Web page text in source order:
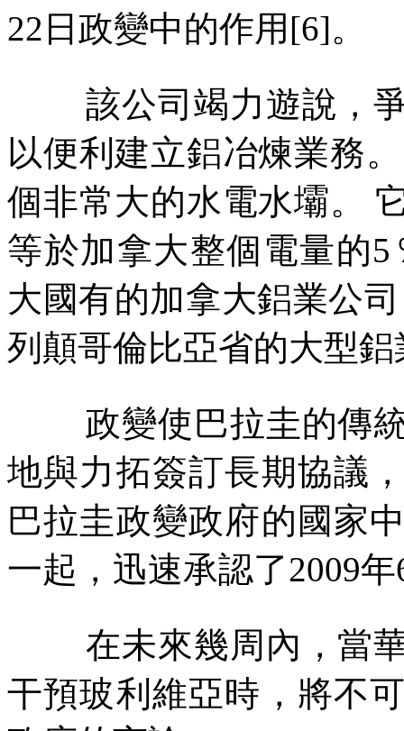
22 日政變中的作用 [6]。
該公司竭力遊說，
以便利建立鋁冶煉業務。
個非常大的水電水壩。
等於加拿大整個電量的5
大國有的加拿大鋁業公
列顛哥倫比亞省的大型鋁
政變使巴拉圭的傳
地與力拓簽訂長期協議
巴拉圭政變政府的國家
一起，迅速承認了2009年
在未來幾周內，當
干預玻利維亞時，將不